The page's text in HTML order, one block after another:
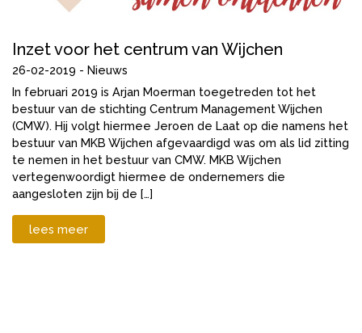
Inzet voor het centrum van Wijchen
26-02-2019 - Nieuws
In februari 2019 is Arjan Moerman toegetreden tot het
bestuur van de stichting Centrum Management Wijchen
(CMW). Hij volgt hiermee Jeroen de Laat op die namens het
bestuur van MKB Wijchen afgevaardigd was om als lid zitting
te nemen in het bestuur van CMW. MKB Wijchen
vertegenwoordigt hiermee de ondernemers die
aangesloten zijn bij de […]
lees meer